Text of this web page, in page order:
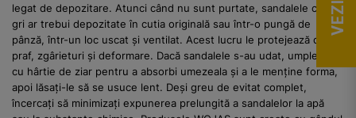
legat de depozitare. Atunci când nu sunt purtate, sandalele copii
gri ar trebui depozitate în cutia originală sau într-o pungă de
pânză, într-un loc uscat și ventilat. Acest lucru le protejează de
praf, zgârieturi și deformare. Dacă sandalele s-au udat, umpleți-le
cu hârtie de ziar pentru a absorbi umezeala și a le menține forma,
apoi lăsați-le să se usuce lent. Deși greu de evitat complet,
încercați să minimizați expunerea prelungită a sandalelor la apă